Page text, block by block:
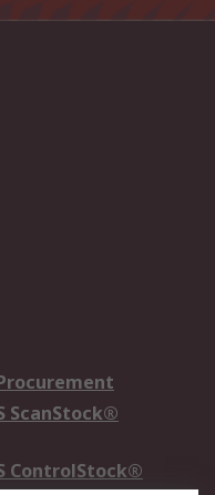
ScanStock®
ControlStock®